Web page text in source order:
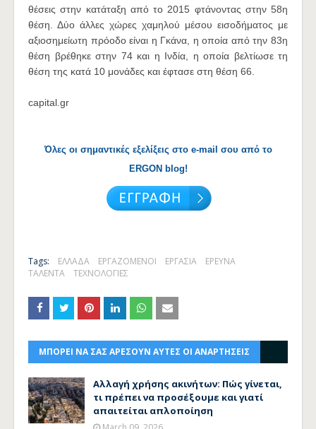
θέσεις στην κατάταξη από το 2015 φτάνοντας στην 58η
θέση. Δύο άλλες χώρες χαμηλού μέσου εισοδήματος με
αξιοσημείωτη πρόοδο είναι η Γκάνα, η οποία από την 83η
θέση βρέθηκε στην 74 και η Ινδία, η οποία βελτίωσε τη
θέση της κατά 10 μονάδες και έφτασε στη θέση 66.
capital.gr
Όλες οι σημαντικές εξελίξεις στο e-mail σου από το
ERGON blog!
Tags: ΕΛΛΑΔΑ ΕΡΓΑΖΟΜΕΝΟΙ ΕΡΓΑΣΙΑ
ΕΡΕΥΝΑ
ΤΑΛΕΝΤΑ
ΤΕΧΝΟΛΟΓΙΕΣ
ΜΠΟΡΕΙ ΝΑ ΣΑΣ ΑΡΕΣΟΥΝ ΑΥΤΕΣ ΟΙ ΑΝΑΡΤΗΣΕΙΣ
Αλλαγή χρήσης ακινήτων: Πώς γίνεται,
τι πρέπει να προσέξουμε και γιατί
απαιτείται απλοποίηση